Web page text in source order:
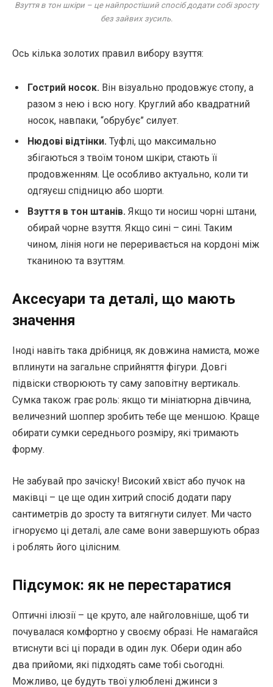
Взуття в тон шкіри – це найпростіший спосіб додати собі зросту
без зайвих зусиль.
Ось кілька золотих правил вибору взуття:
Гострий носок. Він візуально продовжує стопу, а
разом з нею і всю ногу. Круглий або квадратний
носок, навпаки, “обрубує” силует.
Нюдові відтінки. Туфлі, що максимально
збігаються з твоїм тоном шкіри, стають її
продовженням. Це особливо актуально, коли ти
одгяуєш спідницю або шорти.
Взуття в тон штанів. Якщо ти носиш чорні штани,
обирай чорне взуття. Якщо сині – сині. Таким
чином, лінія ноги не переривається на кордоні між
тканиною та взуттям.
Аксесуари та деталі, що мають
значення
Іноді навіть така дрібниця, як довжина намиста, може
вплинути на загальне сприйняття фігури. Довгі
підвіски створюють ту саму заповітну вертикаль.
Сумка також грає роль: якщо ти мініатюрна дівчина,
величезний шоппер зробить тебе ще меншою. Краще
обирати сумки середнього розміру, які тримають
форму.
Не забувай про зачіску! Високий хвіст або пучок на
маківці – це ще один хитрий спосіб додати пару
сантиметрів до зросту та витягнути силует. Ми часто
ігноруємо ці деталі, але саме вони завершують образ
і роблять його цілісним.
Підсумок: як не перестаратися
Оптичні ілюзії – це круто, але найголовніше, щоб ти
почувалася комфортно у своєму образі. Не намагайся
втиснути всі ці поради в один лук. Обери один або
два прийоми, які підходять саме тобі сьогодні.
Можливо, це будуть твої улюблені джинси з